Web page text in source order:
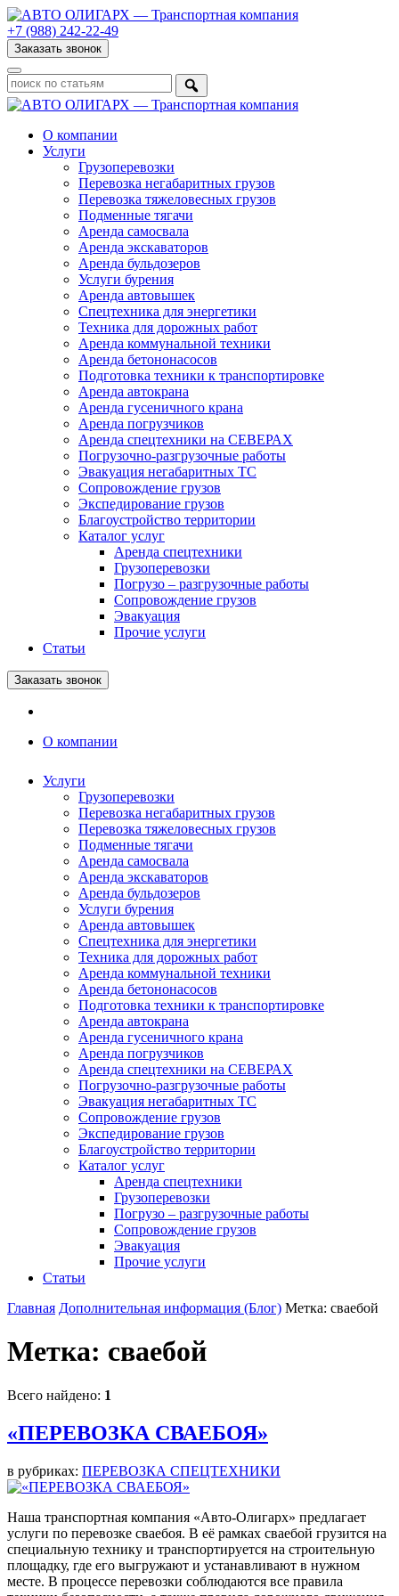
+7 (988) 242-22-49
Заказать звонок
О компании
Услуги
Грузоперевозки
Перевозка негабаритных грузов
Перевозка тяжеловесных грузов
Подменные тягачи
Аренда самосвала
Аренда экскаваторов
Аренда бульдозеров
Услуги бурения
Аренда автовышек
Спецтехника для энергетики
Техника для дорожных работ
Аренда коммунальной техники
Аренда бетононасосов
Подготовка техники к транспортировке
Аренда автокрана
Аренда гусеничного крана
Аренда погрузчиков
Аренда спецтехники на СЕВЕРАХ
Погрузочно-разгрузочные работы
Эвакуация негабаритных ТС
Сопровождение грузов
Экспедирование грузов
Благоустройство территории
Каталог услуг
Аренда спецтехники
Грузоперевозки
Погрузо – разгрузочные работы
Сопровождение грузов
Эвакуация
Прочие услуги
Статьи
Заказать звонок
О компании
Услуги
Грузоперевозки
Перевозка негабаритных грузов
Перевозка тяжеловесных грузов
Подменные тягачи
Аренда самосвала
Аренда экскаваторов
Аренда бульдозеров
Услуги бурения
Аренда автовышек
Спецтехника для энергетики
Техника для дорожных работ
Аренда коммунальной техники
Аренда бетононасосов
Подготовка техники к транспортировке
Аренда автокрана
Аренда гусеничного крана
Аренда погрузчиков
Аренда спецтехники на СЕВЕРАХ
Погрузочно-разгрузочные работы
Эвакуация негабаритных ТС
Сопровождение грузов
Экспедирование грузов
Благоустройство территории
Каталог услуг
Аренда спецтехники
Грузоперевозки
Погрузо – разгрузочные работы
Сопровождение грузов
Эвакуация
Прочие услуги
Статьи
Главная Дополнительная информация (Блог) Метка: сваебой
Метка: сваебой
Всего найдено: 1
«ПЕРЕВОЗКА СВАЕБОЯ»
в рубриках: ПЕРЕВОЗКА СПЕЦТЕХНИКИ
Наша транспортная компания «Авто-Олигарх» предлагает
услуги по перевозке сваебоя. В её рамках сваебой грузится на
специальную технику и транспортируется на строительную
площадку, где его выгружают и устанавливают в нужном
месте. В процессе перевозки соблюдаются все правила